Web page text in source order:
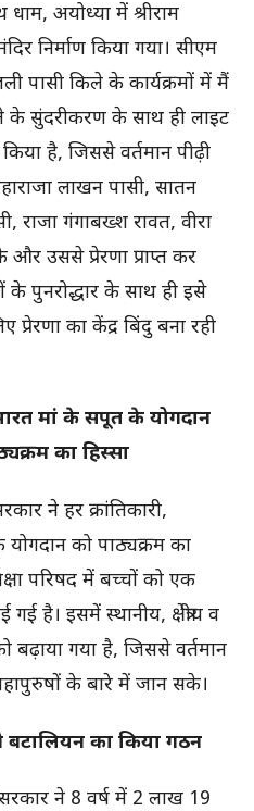
धाम, अयोध्या में श्रीराम
निर्माण किया गया। सीएम
पासी किले के कार्यक्रमों में मैं
के सुंदरीकरण के साथ ही लाइट
है, जिससे वर्तमान पीढ़ी
लाखन पासी, सातन
राजा गंगाबख्श रावत, वीरा
उससे प्रेरणा प्राप्त कर
पुनरोद्धार के साथ ही इसे
प्रेरणा का केंद्र बिंदु बना रही
मां के सपूत के योगदान
का हिस्सा
ने हर क्रांतिकारी,
को पाठ्यक्रम का
परिषद में बच्चों को एक
है। इसमें स्थानीय, क्षेत्रीय व
बढ़ाया गया है, जिससे वर्तमान
के बारे में जान सके।
बटालियन का किया गठन
ने 8 वर्ष में 2 लाख 19